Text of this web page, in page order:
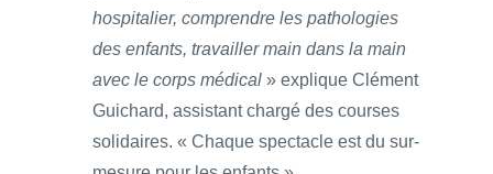
hospitalier, comprendre les pathologies
des enfants, travailler main dans la main
avec le corps médical » explique Clément
Guichard, assistant chargé des courses
solidaires. « Chaque spectacle est du sur-